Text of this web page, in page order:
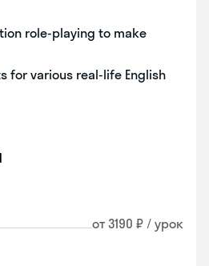
role-playing to make
for various real-life English
от 3190 ₽ / урок